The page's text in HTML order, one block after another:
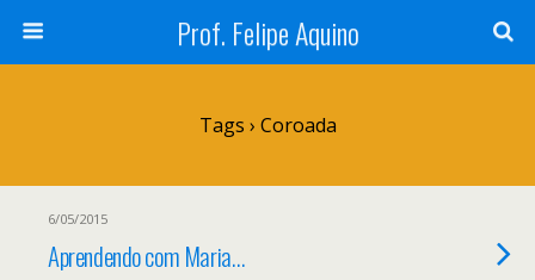
Prof. Felipe Aquino
Tags › Coroada
6/05/2015
Aprendendo com Maria…